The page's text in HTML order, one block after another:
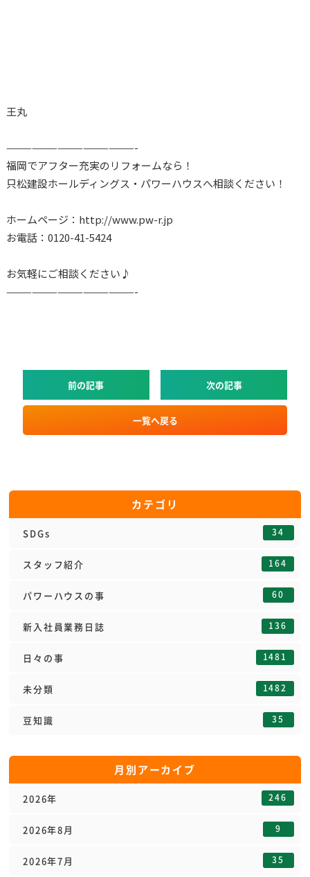
王丸
———————————————-
福岡でアフター充実のリフォームなら！
只松建設ホールディングス・パワーハウスへ相談ください！
ホームページ：http://www.pw-r.jp
お電話：0120-41-5424
お気軽にご相談ください♪
———————————————-
前の記事 次の記事
一覧へ戻る
カテゴリ
SDGs 34
スタッフ紹介 164
パワーハウスの事 60
新入社員業務日誌 136
日々の事 1481
未分類 1482
豆知識 35
月別アーカイブ
2026年 246
2026年8月 9
2026年7月 35